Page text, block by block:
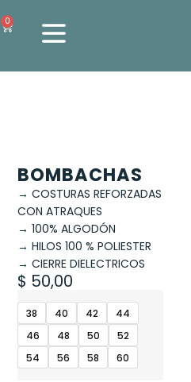
0
BOMBACHAS
→ COSTURAS REFORZADAS
CON ATRAQUES
→ 100% ALGODÓN
→ HILOS 100 % POLIESTER
→ CIERRE DIELECTRICOS
$ 50,00
38 40 42
44
46
48 50
52
54
56 58 60